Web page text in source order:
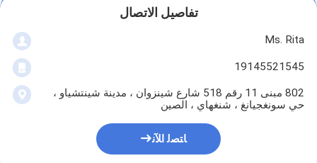
تفاصيل الاتصال
Ms. Rita
19145521545
802 مبنى 11 رقم 518 شارع شينزوان ، مدينة شينتشياو ،
حي سونغجيانغ ، شنغهاي ، الصين
ﺎﺘﺼﻟ ﺍﻶﻧ